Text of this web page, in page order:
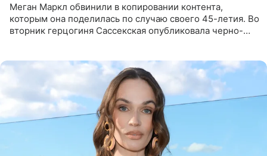
Меган Маркл обвинили в копировании контента,
которым она поделилась по случаю своего 45-летия. Во
вторник герцогиня Сассекская опубликовала черно-